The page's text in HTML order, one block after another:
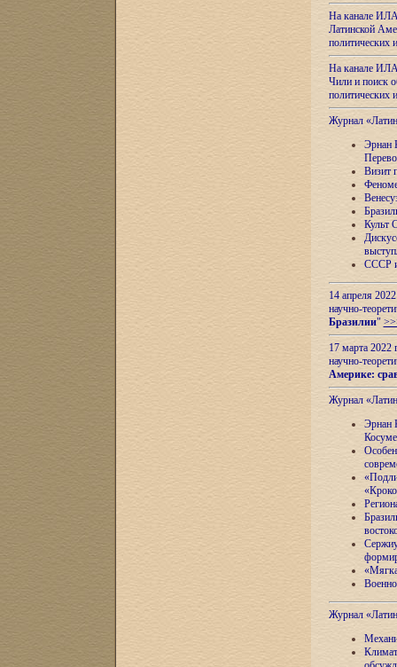
На канале
Латинской
На канале
Чили и поиск
Журнал
Эрнан
Визит
Культ
СССР и
14 апреля
научно-
Бразилии"
17 марта 2022
научно-
Америке:
Журнал
Эрнан
Журнал